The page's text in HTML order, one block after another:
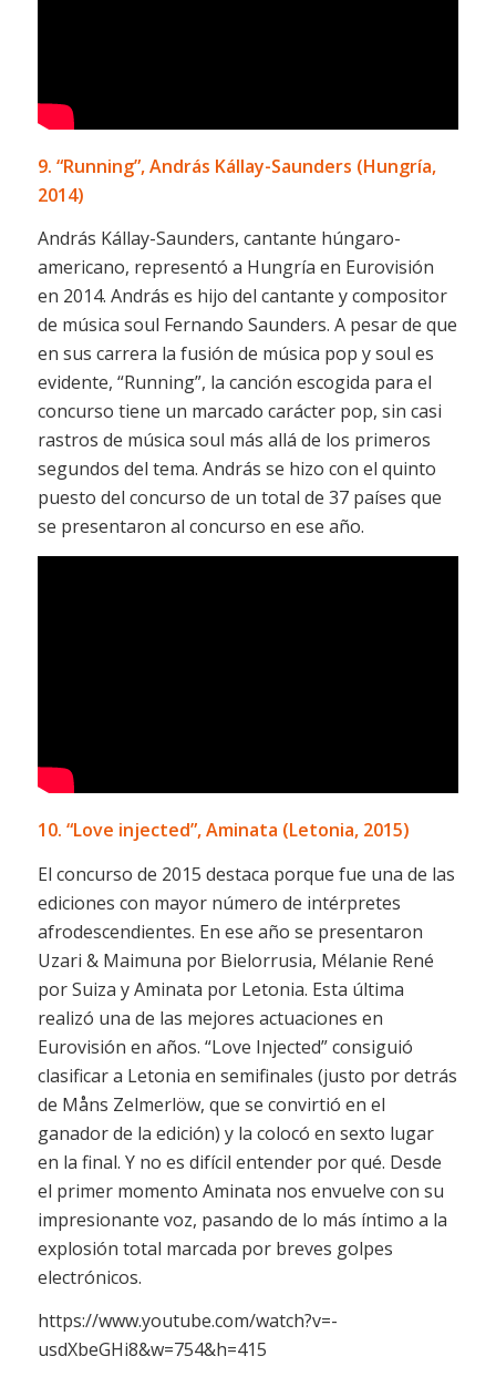
9. “Running”, András Kállay-Saunders (Hungría,
2014)
András Kállay-Saunders, cantante húngaro-
americano, representó a Hungría en Eurovisión
en 2014. András es hijo del cantante y compositor
de música soul Fernando Saunders. A pesar de que
en sus carrera la fusión de música pop y soul es
evidente, “Running”, la canción escogida para el
concurso tiene un marcado carácter pop, sin casi
rastros de música soul más allá de los primeros
segundos del tema. András se hizo con el quinto
puesto del concurso de un total de 37 países que
se presentaron al concurso en ese año.
10. “Love injected”, Aminata (Letonia, 2015)
El concurso de 2015 destaca porque fue una de las
ediciones con mayor número de intérpretes
afrodescendientes. En ese año se presentaron
Uzari & Maimuna por Bielorrusia, Mélanie René
por Suiza y Aminata por Letonia. Esta última
realizó una de las mejores actuaciones en
Eurovisión en años. “Love Injected” consiguió
clasificar a Letonia en semifinales (justo por detrás
de Måns Zelmerlöw, que se convirtió en el
ganador de la edición) y la colocó en sexto lugar
en la final. Y no es difícil entender por qué. Desde
el primer momento Aminata nos envuelve con su
impresionante voz, pasando de lo más íntimo a la
explosión total marcada por breves golpes
electrónicos.
https://www.youtube.com/watch?v=-
usdXbeGHi8&w=754&h=415